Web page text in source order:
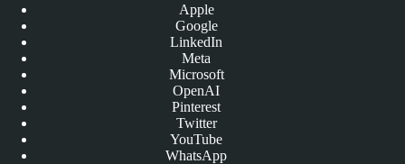
Apple
Google
LinkedIn
Meta
Microsoft
OpenAI
Pinterest
Twitter
YouTube
WhatsApp